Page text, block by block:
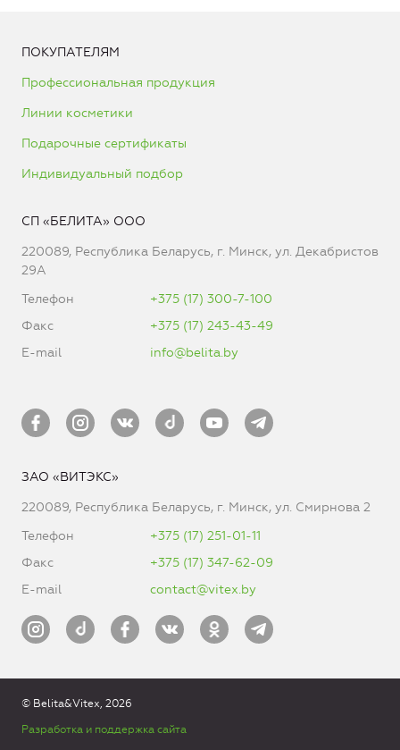
ПОКУПАТЕЛЯМ
Профессиональная продукция
Линии косметики
Подарочные сертификаты
Индивидуальный подбор
СП «БЕЛИТА» ООО
220089, Республика Беларусь, г. Минск, ул. Декабристов
29А
Телефон
+375 (17) 300-7-100
Факс
+375 (17) 243-43-49
E-mail
info@belita.by
ЗАО «ВИТЭКС»
220089, Республика Беларусь, г. Минск, ул. Смирнова 2
Телефон
+375 (17) 251-01-11
Факс
+375 (17) 347-62-09
E-mail
contact@vitex.by
© Belita&Vitex, 2026
Разработка и поддержка сайта